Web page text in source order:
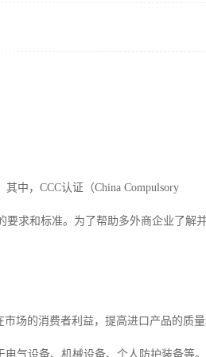
中，CCC认证（China Compulsory
求和标准。为了帮助多外商企业了解
场的消费者利益，提高进口产品的质
气设备、机械设备、个人防护装备等。